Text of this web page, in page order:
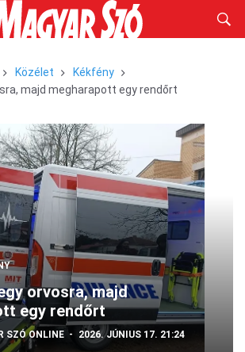
Közélet
Kékfény
majd megharapott egy rendőrt
orvosra, majd
egy rendőrt
SZÓ ONLINE 2026. JÚNIUS 17. 21:24